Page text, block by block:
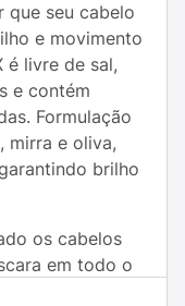
que seu cabelo
e movimento
é livre de sal,
e contém
Formulação
mirra e oliva,
brilho
os cabelos
em todo o
Deixe agir por